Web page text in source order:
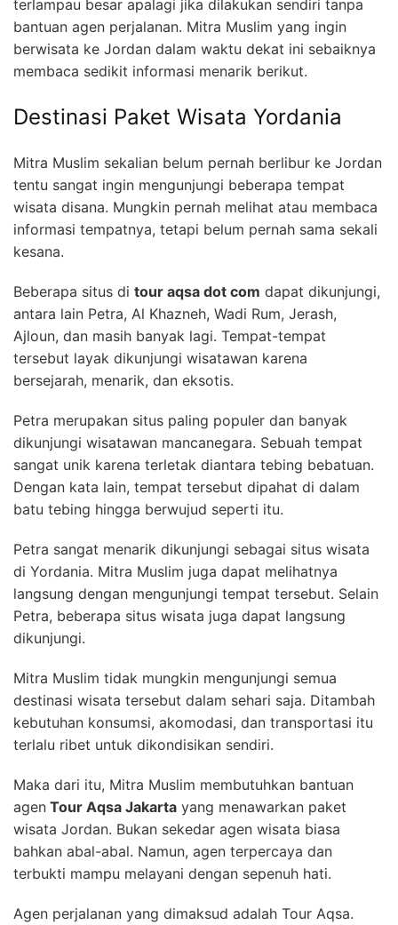
terlampau besar apalagi jika dilakukan sendiri tanpa
bantuan agen perjalanan. Mitra Muslim yang ingin
berwisata ke Jordan dalam waktu dekat ini sebaiknya
membaca sedikit informasi menarik berikut.
Destinasi Paket Wisata Yordania
Mitra Muslim sekalian belum pernah berlibur ke Jordan
tentu sangat ingin mengunjungi beberapa tempat
wisata disana. Mungkin pernah melihat atau membaca
informasi tempatnya, tetapi belum pernah sama sekali
kesana.
Beberapa situs di tour aqsa dot com dapat dikunjungi,
antara lain Petra, Al Khazneh, Wadi Rum, Jerash,
Ajloun, dan masih banyak lagi. Tempat-tempat
tersebut layak dikunjungi wisatawan karena
bersejarah, menarik, dan eksotis.
Petra merupakan situs paling populer dan banyak
dikunjungi wisatawan mancanegara. Sebuah tempat
sangat unik karena terletak diantara tebing bebatuan.
Dengan kata lain, tempat tersebut dipahat di dalam
batu tebing hingga berwujud seperti itu.
Petra sangat menarik dikunjungi sebagai situs wisata
di Yordania. Mitra Muslim juga dapat melihatnya
langsung dengan mengunjungi tempat tersebut. Selain
Petra, beberapa situs wisata juga dapat langsung
dikunjungi.
Mitra Muslim tidak mungkin mengunjungi semua
destinasi wisata tersebut dalam sehari saja. Ditambah
kebutuhan konsumsi, akomodasi, dan transportasi itu
terlalu ribet untuk dikondisikan sendiri.
Maka dari itu, Mitra Muslim membutuhkan bantuan
agen Tour Aqsa Jakarta yang menawarkan paket
wisata Jordan. Bukan sekedar agen wisata biasa
bahkan abal-abal. Namun, agen terpercaya dan
terbukti mampu melayani dengan sepenuh hati.
Agen perjalanan yang dimaksud adalah Tour Aqsa.